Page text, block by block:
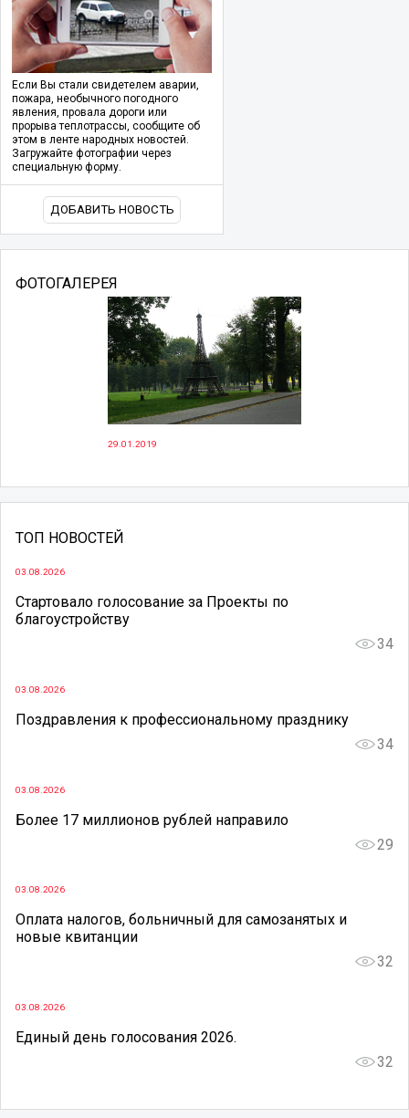
Если Вы стали свидетелем аварии,
пожара, необычного погодного
явления, провала дороги или
прорыва теплотрассы, сообщите об
этом в ленте народных новостей.
Загружайте фотографии через
специальную форму.
ДОБАВИТЬ НОВОСТЬ
ФОТОГАЛЕРЕЯ
29.01.2019
ТОП НОВОСТЕЙ
03.08.2026
Стартовало голосование за Проекты по
благоустройству
34
03.08.2026
Поздравления к профессиональному празднику
34
03.08.2026
Более 17 миллионов рублей направило
29
03.08.2026
Оплата налогов, больничный для самозанятых и
новые квитанции
32
03.08.2026
Единый день голосования 2026.
32